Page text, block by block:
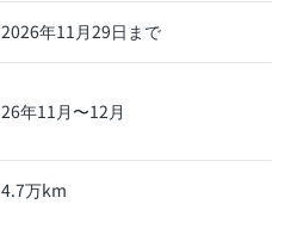
2026年11月29日まで
26年11月〜12月
4.7万km